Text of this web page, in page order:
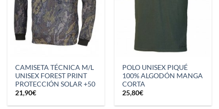
CAMISETA TÉCNICA M/L
UNISEX FOREST PRINT
PROTECCIÓN SOLAR +50
21,90€
POLO UNISEX PIQUÉ
100% ALGODÓN MANGA
CORTA
25,80€